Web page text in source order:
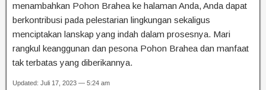
menambahkan Pohon Brahea ke halaman Anda, Anda dapat
berkontribusi pada pelestarian lingkungan sekaligus
menciptakan lanskap yang indah dalam prosesnya. Mari
rangkul keanggunan dan pesona Pohon Brahea dan manfaat
tak terbatas yang diberikannya.
Updated: Juli 17, 2023 — 5:24 am